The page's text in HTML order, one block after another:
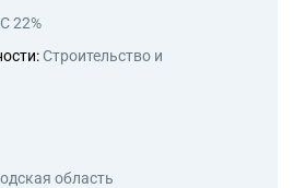
22%
Строительство и
область